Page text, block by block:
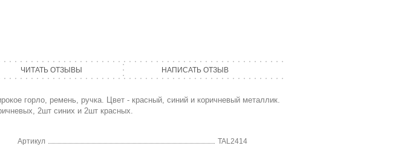
ЧИТАТЬ ОТЗЫВЫ НАПИСАТЬ ОТЗЫВ
горло, ремень, ручка. Цвет - красный, синий и коричневый металлик.
2шт синих и 2шт красных.
Артикул TAL2414